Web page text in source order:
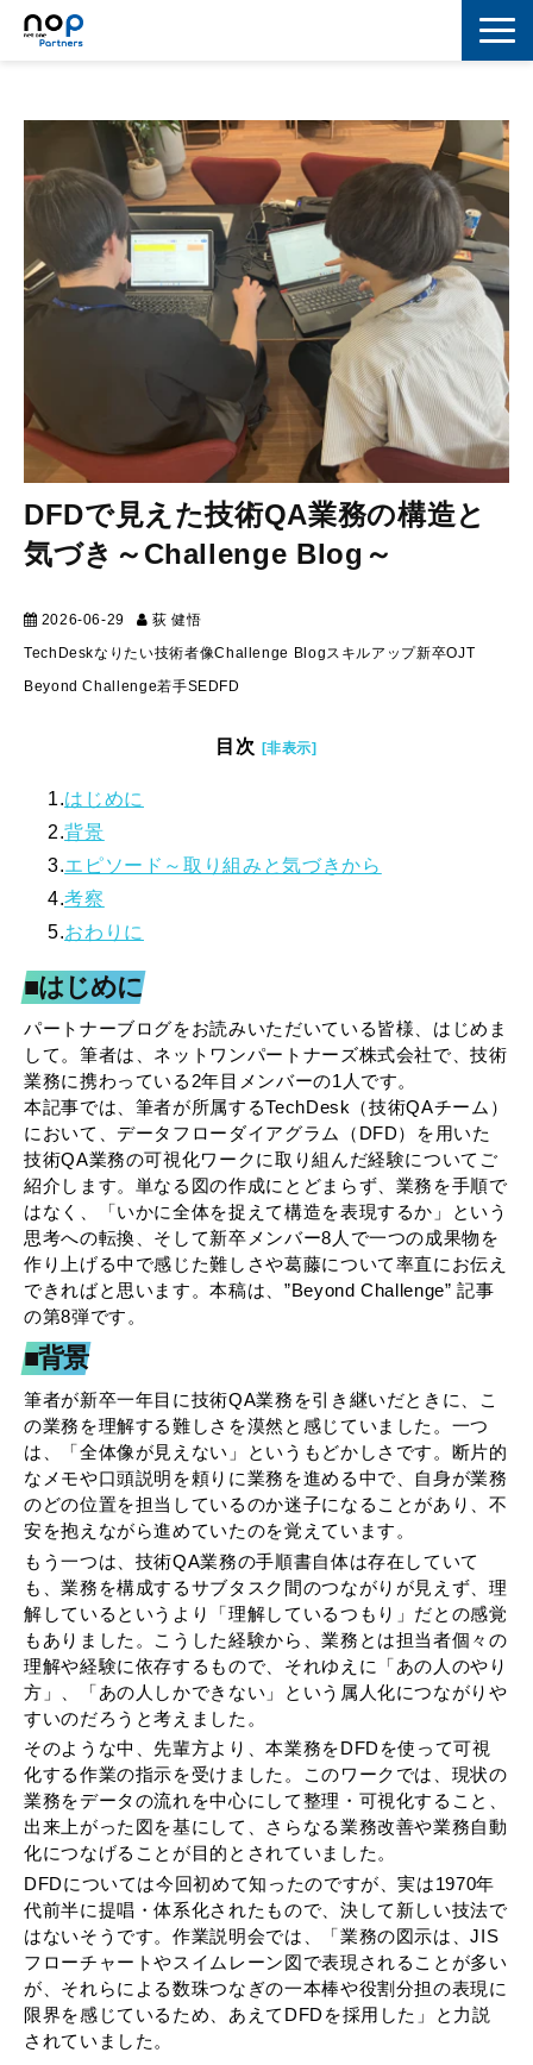
マーケティング
セキュリティ
IoT
コラボレーション
スキルアップ
IT用語解説
DFDで見えた技術QA業務の構造と
気づき～Challenge Blog～
2026-06-29 荻 健悟
TechDeskなりたい技術者像Challenge Blogスキルアップ新卒OJT
Beyond Challenge若手SE DFD
目次 [非表示]
1.はじめに
2.背景
3.エピソード～取り組みと気づきから
4.考察
5.おわりに
■はじめに
パートナーブログをお読みいただいている皆様、はじめま
して。筆者は、ネットワンパートナーズ株式会社で、技術
業務に携わっている2年目メンバーの1人です。
本記事では、筆者が所属するTechDesk（技術QAチーム）
において、データフローダイアグラム（DFD）を用いた
技術QA業務の可視化ワークに取り組んだ経験についてご
紹介します。単なる図の作成にとどまらず、業務を手順で
はなく、「いかに全体を捉えて構造を表現するか」という
思考への転換、そして新卒メンバー8人で一つの成果物を
作り上げる中で感じた難しさや葛藤について率直にお伝え
できればと思います。本稿は、”Beyond Challenge” 記事
の第8弾です。
■背景
筆者が新卒一年目に技術QA業務を引き継いだときに、こ
の業務を理解する難しさを漠然と感じていました。一つ
は、「全体像が見えない」というもどかしさです。断片的
なメモや口頭説明を頼りに業務を進める中で、自身が業務
のどの位置を担当しているのか迷子になることがあり、不
安を抱えながら進めていたのを覚えています。
もう一つは、技術QA業務の手順書自体は存在していて
も、業務を構成するサブタスク間のつながりが見えず、理
解しているというより「理解しているつもり」だとの感覚
もありました。こうした経験から、業務とは担当者個々の
理解や経験に依存するもので、それゆえに「あの人のやり
方」、「あの人しかできない」という属人化につながりや
すいのだろうと考えました。
そのような中、先輩方より、本業務をDFDを使って可視
化する作業の指示を受けました。このワークでは、現状の
業務をデータの流れを中心にして整理・可視化すること、
出来上がった図を基にして、さらなる業務改善や業務自動
化につなげることが目的とされていました。
DFDについては今回初めて知ったのですが、実は1970年
代前半に提唱・体系化されたもので、決して新しい技法で
はないそうです。作業説明会では、「業務の図示は、JIS
フローチャートやスイムレーン図で表現されることが多い
が、それらによる数珠つなぎの一本棒や役割分担の表現に
限界を感じているため、あえてDFDを採用した」と力説
されていました。